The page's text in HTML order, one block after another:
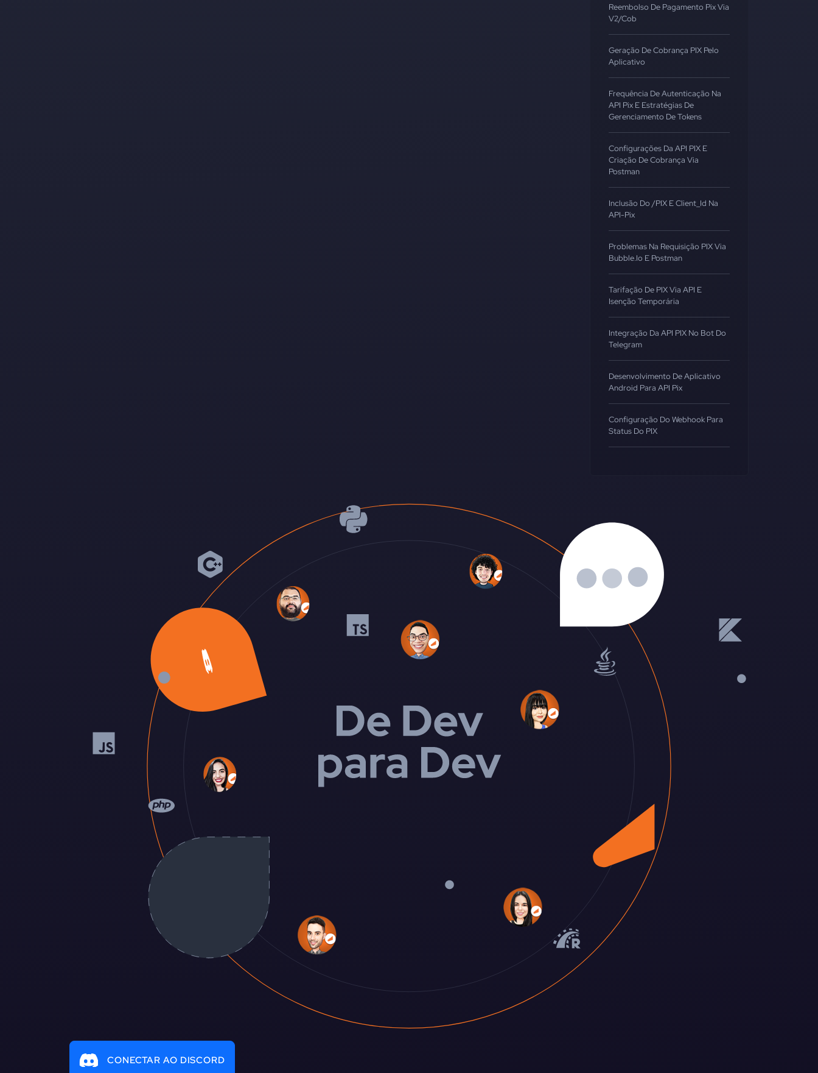
Reembolso De Pagamento Pix Via
V2/cob
Geração De Cobrança PIX Pelo
Aplicativo
Frequência De Autenticação Na
API Pix E Estratégias De
Gerenciamento De Tokens
Configurações Da API PIX E
Criação De Cobrança Via
Postman
Inclusão Do /PIX E Client_Id Na
API-Pix
Problemas Na Requisição PIX Via
Bubble.io E Postman
Tarifação De PIX Via API E
Isenção Temporária
Integração Da API PIX No Bot Do
Telegram
Desenvolvimento De Aplicativo
Android Para API Pix
Configuração Do Webhook Para
Status Do PIX
CONECTAR AO DISCORD